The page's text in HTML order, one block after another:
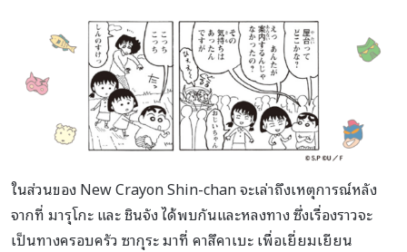
ในส่วนของ New Crayon Shin-chan จะเล่าถึงเหตุการณ์หลัง
จากที่ มารุโกะ และ ชินจัง ได้พบกันและหลงทาง ซึ่งเรื่องราวจะ
เป็นทางครอบครัว ซากุระ มาที่ คาสึคาเบะ เพื่อเยี่ยมเยียน